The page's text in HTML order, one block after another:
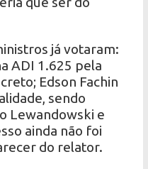
já votaram:
ADI 1.625 pela
Edson Fachin
sendo
Lewandowski e
ainda não foi
do relator.